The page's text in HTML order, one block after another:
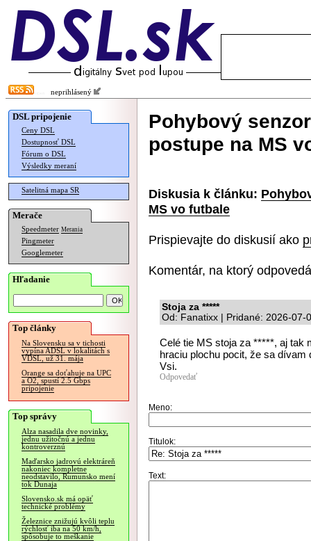
neprihlásený
DSL pripojenie
Ceny DSL
Dostupnosť DSL
Fórum o DSL
Výsledky meraní
Satelitná mapa SR
Merače
Speedmeter Merania
Pingmeter
Googlemeter
Hľadanie
Top články
Na Slovensku sa v tichosti
vypína ADSL v lokalitách s
VDSL, už 31. mája
Orange sa doťahuje na UPC
a O2, spustí 2.5 Gbps
pripojenie
Top správy
Alza nasadila dve novinky,
jednu užitočnú a jednu
kontroverznú
Maďarsko jadrovú elektráreň
nakoniec kompletne
neodstavilo, Rumunsko mení
tok Dunaja
Slovensko.sk má opäť
technické problémy
Železnice znižujú kvôli teplu
rýchlosť iba na 50 km/h,
spôsobuje to meškanie
Pohybový
postupe na MS
Diskusia k článku:
MS vo futbale
Prispievajte do diskusií ako
Komentár, na ktorý
Stoja za *****
Od: Fanatixx | Pridané: 2026-07-
Celé tie MS stoja za *****, aj tak
hraciu plochu pocit, že sa
Vsi.
Odpovedať
Meno:
Titulok:
Text: